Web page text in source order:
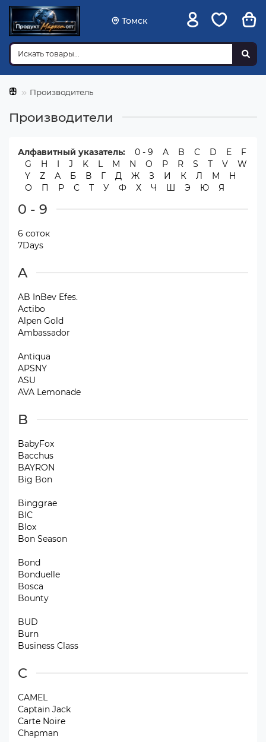
Томск
Производитель
Производители
Алфавитный указатель: 0 - 9 A B C D E
F
G
H I J K L M N O P R S T V
W
Y
Z А Б В Г Д Ж З И К Л М
Н
О
П Р С Т У Ф Х Ч Ш Э Ю Я
0 - 9
6 соток
7Days
A
AB InBev Efes.
Actibo
Alpen Gold
Ambassador
Antiqua
APSNY
ASU
AVA Lemonade
B
BabyFox
Bacchus
BAYRON
Big Bon
Binggrae
BIС
Blox
Bon Season
Bond
Bonduelle
Bosca
Bounty
BUD
Burn
Business Class
C
CAMEL
Captain Jack
Carte Noire
Chapman